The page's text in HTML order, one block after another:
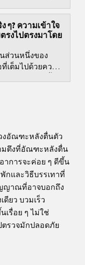
ๆ? ความเข้าใจ
รงไปตรงมาโดย
ส่วนหนึ่งของ
เต็มไปด้วยความ
งอัณฑะหลังตื่นตัว
มตึงที่อัณฑะหลังตื่น
การจะค่อย ๆ ดีขึ้น
กและวิธีบรรเทาที่
ญาณที่อาจบอกถึง
ยว บวมเร็ว
เรื่อย ๆ ไม่ใช่
ตรวจมักปลอดภัย